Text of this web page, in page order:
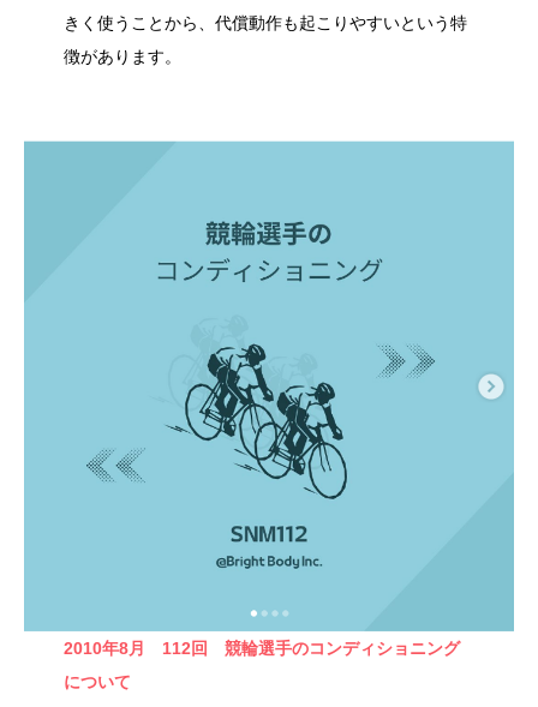
きく使うことから、代償動作も起こりやすいという特
徴があります。
2010年8月 112回 競輪選手のコンディショニング
について